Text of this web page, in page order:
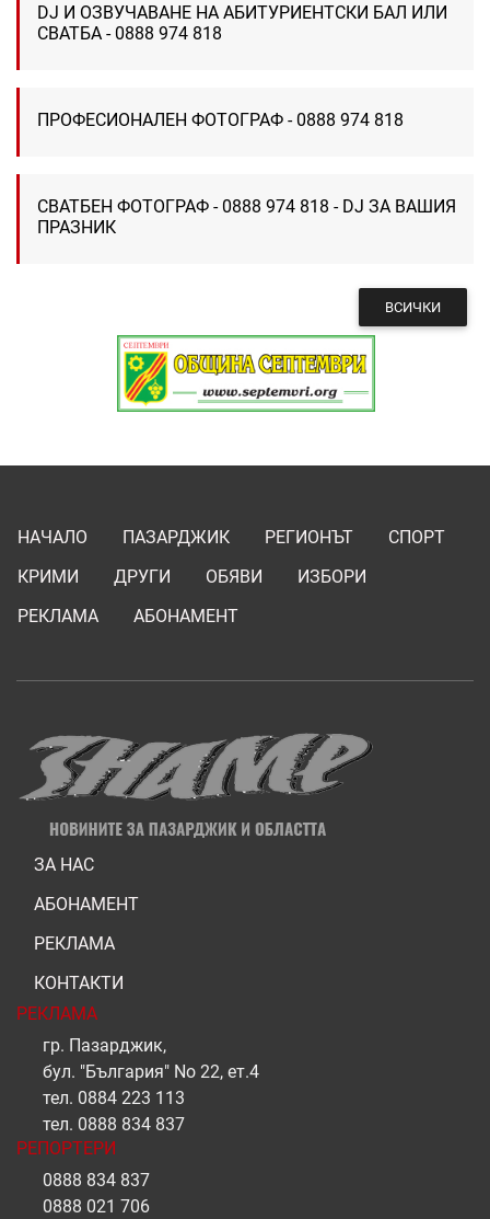
DJ И ОЗВУЧАВАНЕ НА АБИТУРИЕНТСКИ БАЛ ИЛИ
СВАТБА - 0888 974 818
ПРОФЕСИОНАЛЕН ФОТОГРАФ - 0888 974 818
СВАТБЕН ФОТОГРАФ - 0888 974 818 - DJ ЗА ВАШИЯ
ПРАЗНИК
ВСИЧКИ
НАЧАЛО ПАЗАРДЖИК РЕГИОНЪТ
СПОРТ
КРИМИ
ДРУГИ ОБЯВИ
ИЗБОРИ
РЕКЛАМА
АБОНАМЕНТ
ЗА НАС
АБОНАМЕНТ
РЕКЛАМА
КОНТАКТИ
РЕКЛАМА
гр. Пазарджик,
бул. "България" No 22, ет.4
тел. 0884 223 113
тел. 0888 834 837
РЕПОРТЕРИ
0888 834 837
0888 021 706